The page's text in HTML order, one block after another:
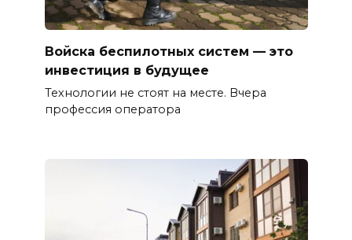
Войска беспилотных систем — это
инвестиция в будущее
Технологии не стоят на месте. Вчера
профессия оператора